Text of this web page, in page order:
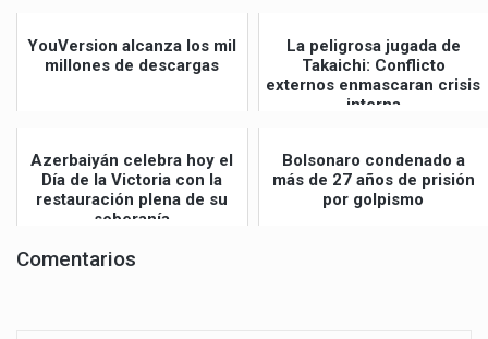
YouVersion alcanza los mil
millones de descargas
La peligrosa jugada de
Takaichi: Conflicto
externos enmascaran crisis
interna
Azerbaiyán celebra hoy el
Día de la Victoria con la
restauración plena de su
soberanía
Bolsonaro condenado a
más de 27 años de prisión
por golpismo
Comentarios